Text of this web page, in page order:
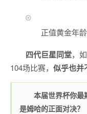
正值黄金年
四代巨星同堂，
104场比赛， 似乎也并
本届世界杯你最
是姆哈的正面对决？